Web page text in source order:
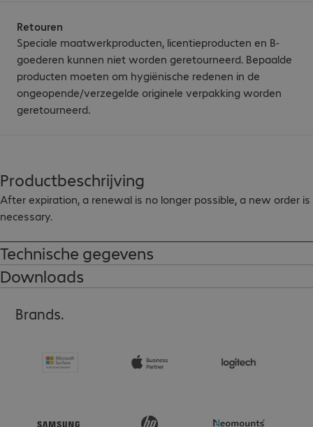
Retouren
Speciale maatwerkproducten, licentieproducten en B-
goederen kunnen niet worden geretourneerd. Bepaalde
producten moeten om hygiënische redenen in de
ongeopende/verzegelde originele verpakking worden
geretourneerd.
Productbeschrijving
After expiration, a renewal is no longer possible, a new order is
necessary.
Technische gegevens
Downloads
Brands.